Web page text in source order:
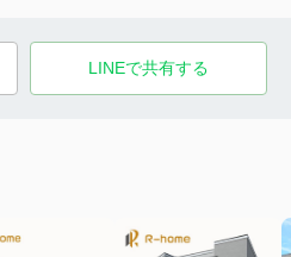
LINEで共有する